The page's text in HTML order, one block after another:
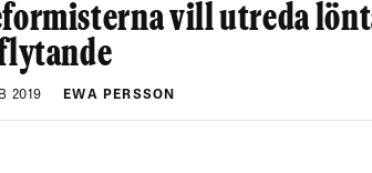
vill utreda
2019 EWA PERSSON